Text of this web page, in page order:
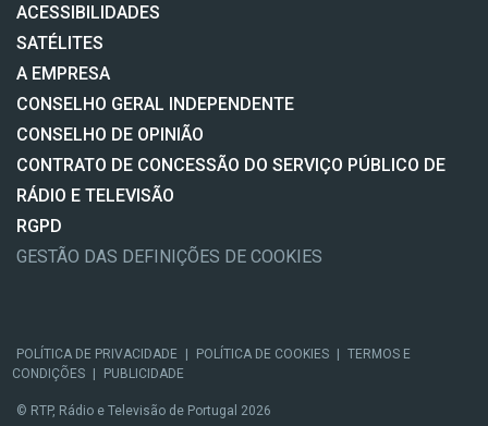
ACESSIBILIDADES
SATÉLITES
A EMPRESA
CONSELHO GERAL INDEPENDENTE
CONSELHO DE OPINIÃO
CONTRATO DE CONCESSÃO DO SERVIÇO PÚBLICO DE
RÁDIO E TELEVISÃO
RGPD
GESTÃO DAS DEFINIÇÕES DE COOKIES
POLÍTICA DE PRIVACIDADE | POLÍTICA DE COOKIES | TERMOS E
CONDIÇÕES | PUBLICIDADE
© RTP, Rádio e Televisão de Portugal 2026